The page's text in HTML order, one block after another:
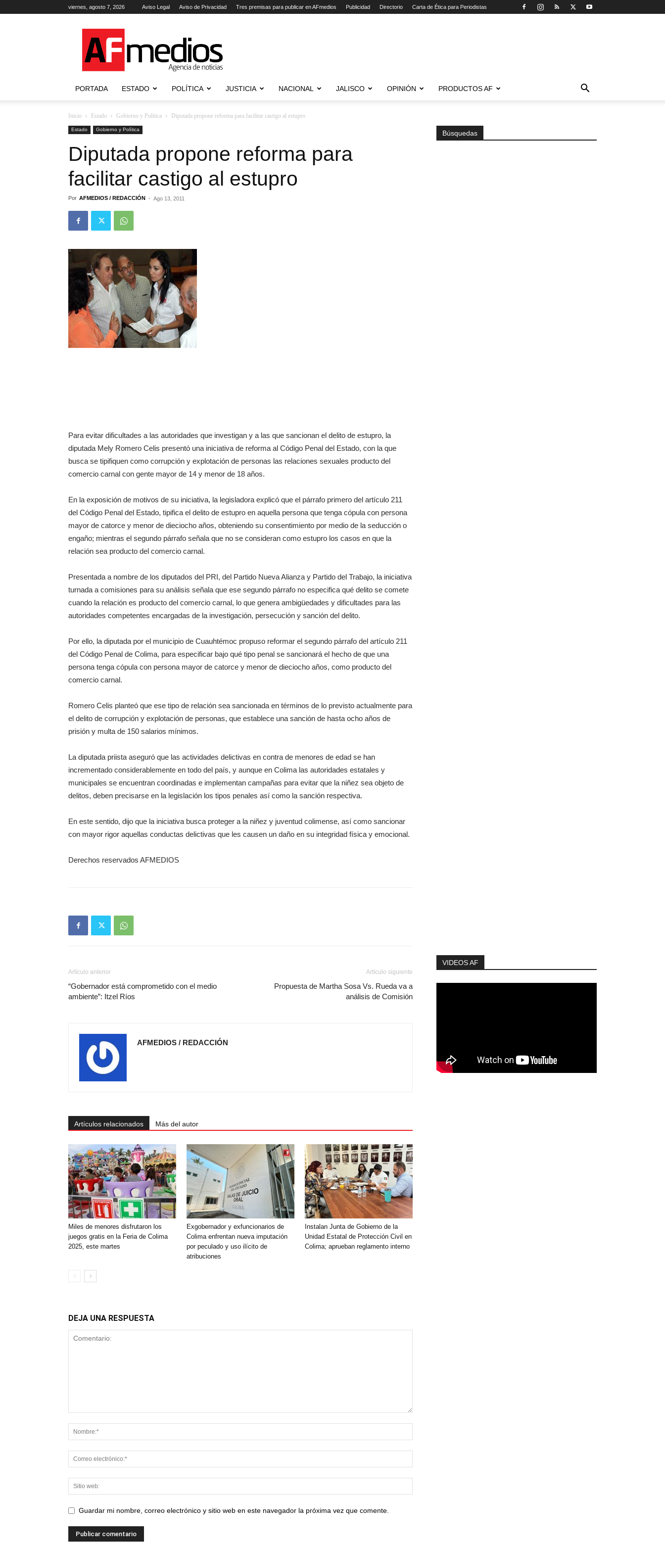
viernes, agosto 7, 2026 Aviso Legal Aviso de Privacidad Tres premisas para publicar en AFmedios Publicidad Directorio Carta de Ética para Periodistas
Agencia
de
Noticias
PORTADA ESTADO POLÍTICA JUSTICIA NACIONAL JALISCO OPINIÓN PRODUCTOS AF
Inicio Estado Gobierno y Política Diputada propone reforma para facilitar castigo al estupro
Estado Gobierno y Política
Diputada propone reforma para
facilitar castigo al estupro
Por AFMEDIOS / REDACCIÓN - Ago 13, 2011
Para evitar dificultades a las autoridades que investigan y a las que sancionan el delito de estupro, la
diputada Mely Romero Celis presentó una iniciativa de reforma al Código Penal del Estado, con la que
busca se tipifiquen como corrupción y explotación de personas las relaciones sexuales producto del
comercio carnal con gente mayor de 14 y menor de 18 años.
En la exposición de motivos de su iniciativa, la legisladora explicó que el párrafo primero del artículo 211
del Código Penal del Estado, tipifica el delito de estupro en aquella persona que tenga cópula con persona
mayor de catorce y menor de dieciocho años, obteniendo su consentimiento por medio de la seducción o
engaño; mientras el segundo párrafo señala que no se consideran como estupro los casos en que la
relación sea producto del comercio carnal.
Presentada a nombre de los diputados del PRI, del Partido Nueva Alianza y Partido del Trabajo, la iniciativa
turnada a comisiones para su análisis señala que ese segundo párrafo no especifica qué delito se comete
cuando la relación es producto del comercio carnal, lo que genera ambigüedades y dificultades para las
autoridades competentes encargadas de la investigación, persecución y sanción del delito.
Por ello, la diputada por el municipio de Cuauhtémoc propuso reformar el segundo párrafo del artículo 211
del Código Penal de Colima, para especificar bajo qué tipo penal se sancionará el hecho de que una
persona tenga cópula con persona mayor de catorce y menor de dieciocho años, como producto del
comercio carnal.
Romero Celis planteó que ese tipo de relación sea sancionada en términos de lo previsto actualmente para
el delito de corrupción y explotación de personas, que establece una sanción de hasta ocho años de
prisión y multa de 150 salarios mínimos.
La diputada priista aseguró que las actividades delictivas en contra de menores de edad se han
incrementado considerablemente en todo del país, y aunque en Colima las autoridades estatales y
municipales se encuentran coordinadas e implementan campañas para evitar que la niñez sea objeto de
delitos, deben precisarse en la legislación los tipos penales así como la sanción respectiva.
En este sentido, dijo que la iniciativa busca proteger a la niñez y juventud colimense, así como sancionar
con mayor rigor aquellas conductas delictivas que les causen un daño en su integridad física y emocional.
Derechos reservados AFMEDIOS
Artículo anterior
“Gobernador está comprometido con el medio
ambiente”: Itzel Ríos
Artículo siguiente
Propuesta de Martha Sosa Vs. Rueda va a
análisis de Comisión
AFMEDIOS / REDACCIÓN
Artículos relacionados Más del autor
Miles de menores disfrutaron los
juegos gratis en la Feria de Colima
2025, este martes
Exgobernador y exfuncionarios de
Colima enfrentan nueva imputación
por peculado y uso ilícito de
atribuciones
Instalan Junta de Gobierno de la
Unidad Estatal de Protección Civil en
Colima; aprueban reglamento interno
DEJA UNA RESPUESTA
Guardar mi nombre, correo electrónico y sitio web en este navegador la próxima vez que comente.
Búsquedas
VIDEOS AF